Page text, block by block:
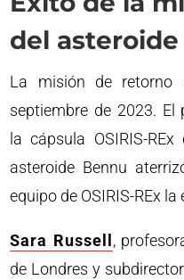
del
La misión de retorno
septiembre de 2023.
la cápsula OSIRIS-
asteroide Bennu
equipo de OSIRIS-REx
Sara Russell ,
de Londres y